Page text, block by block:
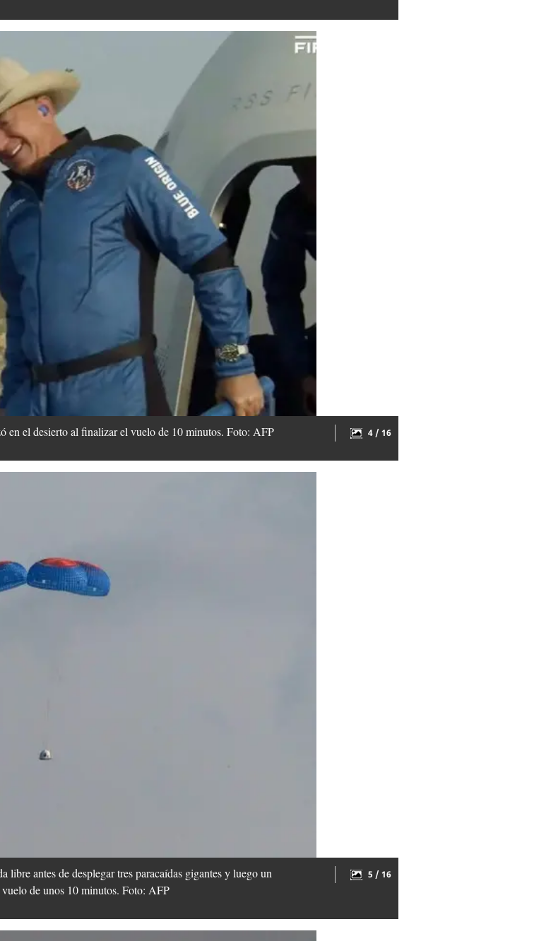
en el desierto al finalizar el vuelo de 10 minutos. Foto: AFP
4 / 16
libre antes de desplegar tres paracaídas gigantes y luego un
de unos 10 minutos. Foto: AFP
5 / 16